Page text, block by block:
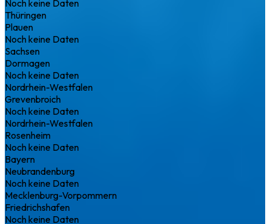
Noch keine Daten
Thüringen
Plauen
Noch keine Daten
Sachsen
Dormagen
Noch keine Daten
Nordrhein-Westfalen
Grevenbroich
Noch keine Daten
Nordrhein-Westfalen
Rosenheim
Noch keine Daten
Bayern
Neubrandenburg
Noch keine Daten
Mecklenburg-Vorpommern
Friedrichshafen
Noch keine Daten